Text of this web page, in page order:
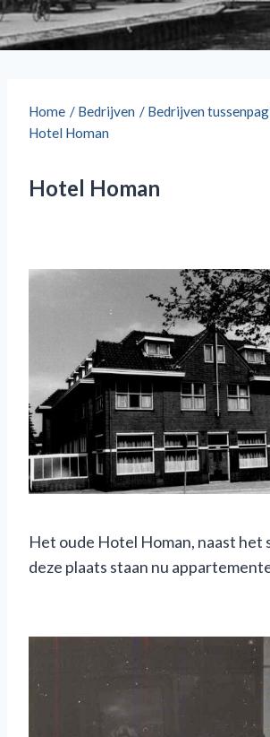
Home / Bedrijven / Bedrijven
Hotel Homan
Hotel Homan
Het oude Hotel Homan, naast het
deze plaats staan nu